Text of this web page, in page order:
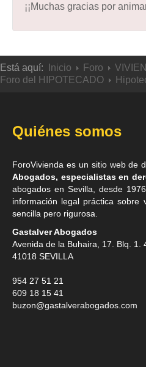
¡¡Muchas gracias por
Está aquí: Inicio Foro
Foro del HIPOTECADO
Quiénes somos
ForoVivienda es un sitio web de
Abogados, especialistas en
abogados en Sevilla , desde
información legal práctica sobre
sencilla pero rigurosa.
Gastalver Abogados
Avenida de la Buhaira, 17. Blq. 1.
41018 SEVILLA
954 27 51 21
609 18 15 41
buzon@gastalverabogados.com